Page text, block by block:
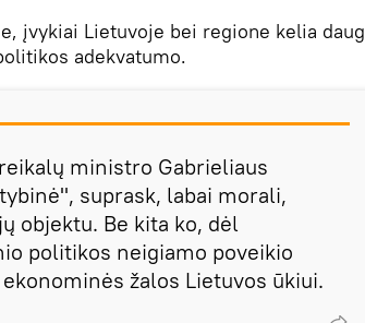
įvykiai Lietuvoje bei regione kelia daug
adekvatumo.
ministro Gabrieliaus
suprask, labai morali,
objektu. Be kita ko, dėl
politikos neigiamo poveikio
žalos Lietuvos ūkiui.